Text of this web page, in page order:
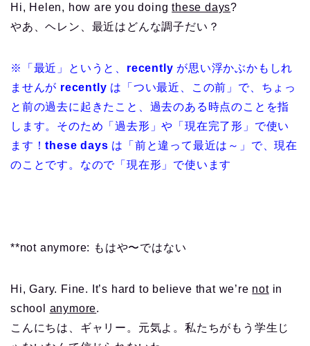
Hi, Helen, how are you doingthese days?
やあ、ヘレン、最近はどんな調子だい？
※「最近」というと、 recently が思い浮かぶかもしれ
ませんが recently は「つい最近、この前」で、ちょっ
と前の過去に起きたこと、過去のある時点のことを指
します。そのため「過去形」や「現在完了形」で使い
ます！these days は「前と違って最近は～」で、現在
のことです。なので「現在形」で使います
**not anymore: もはや〜ではない
Hi, Gary. Fine. It’s hard to believe that we’re notin
school anymore.
こんにちは、ギャリー。元気よ。私たちがもう学生じ